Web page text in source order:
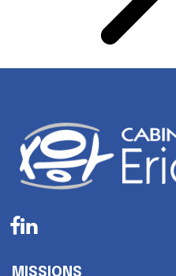
MISSIONS